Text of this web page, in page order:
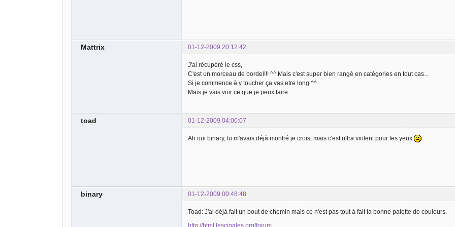
Mattrix 01-12-2009 20:12:42
J'ai récupéré le css,
C'est un morceau de bordel!!! ^^ Mais c'est super bien rangé en catégories en tout cas...
Si je commence à y toucher ça vas etre long ^^
Mais je vais voir ce que je peux faire.
toad 01-12-2009 04:00:07
Ah oui binary, tu m'avais déjà montré je crois, mais c'est ultra violent pour les yeux
binary 01-12-2009 00:48:48
Toad: J'ai déjà fait un bout de chemin mais ce n'est pas tout à fait la bonne palette de couleurs.
http://html.lescigales.org/forum